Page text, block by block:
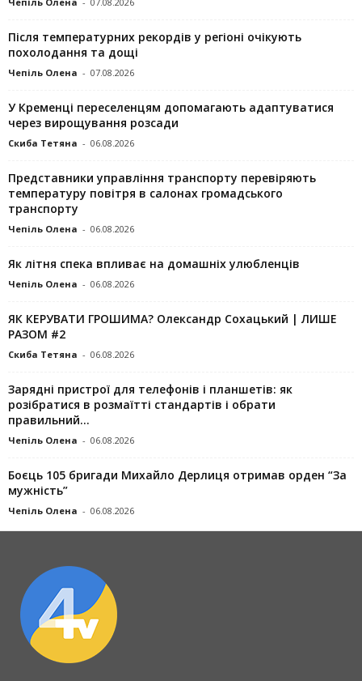
Після температурних рекордів у регіоні очікують
похолодання та дощі
Чепіль Олена - 07.08.2026
У Кременці переселенцям допомагають адаптуватися
через вирощування розсади
Скиба Тетяна - 06.08.2026
Представники управління транспорту перевіряють
температуру повітря в салонах громадського
транспорту
Чепіль Олена - 06.08.2026
Як літня спека впливає на домашніх улюбленців
Чепіль Олена - 06.08.2026
ЯК КЕРУВАТИ ГРОШИМА? Олександр Сохацький | ЛИШЕ
РАЗОМ #2
Скиба Тетяна - 06.08.2026
Зарядні пристрої для телефонів і планшетів: як
розібратися в розмаїтті стандартів і обрати
правильний...
Чепіль Олена - 06.08.2026
Боєць 105 бригади Михайло Дерлиця отримав орден “За
мужність”
Чепіль Олена - 06.08.2026